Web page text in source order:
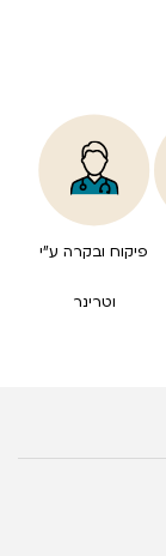
פיקוח ובקרה ע”י
וטרינר